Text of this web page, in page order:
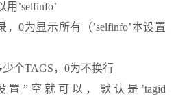
’selfinfo’
0为显示所有（’selfinfo’本设置
个TAGS，0为不换行
”空就可以，默认是’tagid